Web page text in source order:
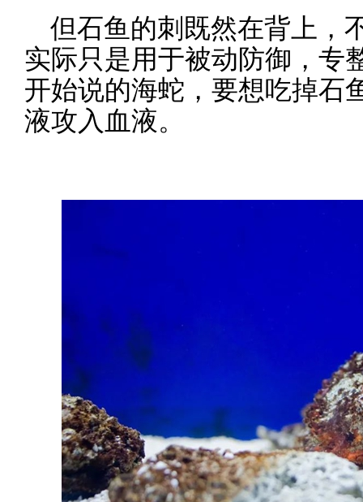
但石鱼的刺既然在背上，
实际只是用于被动防御，专
开始说的海蛇，要想吃掉石
液攻入血液。